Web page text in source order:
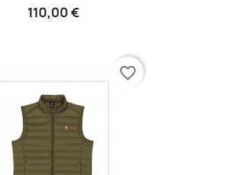
110,00 €
favorite_border